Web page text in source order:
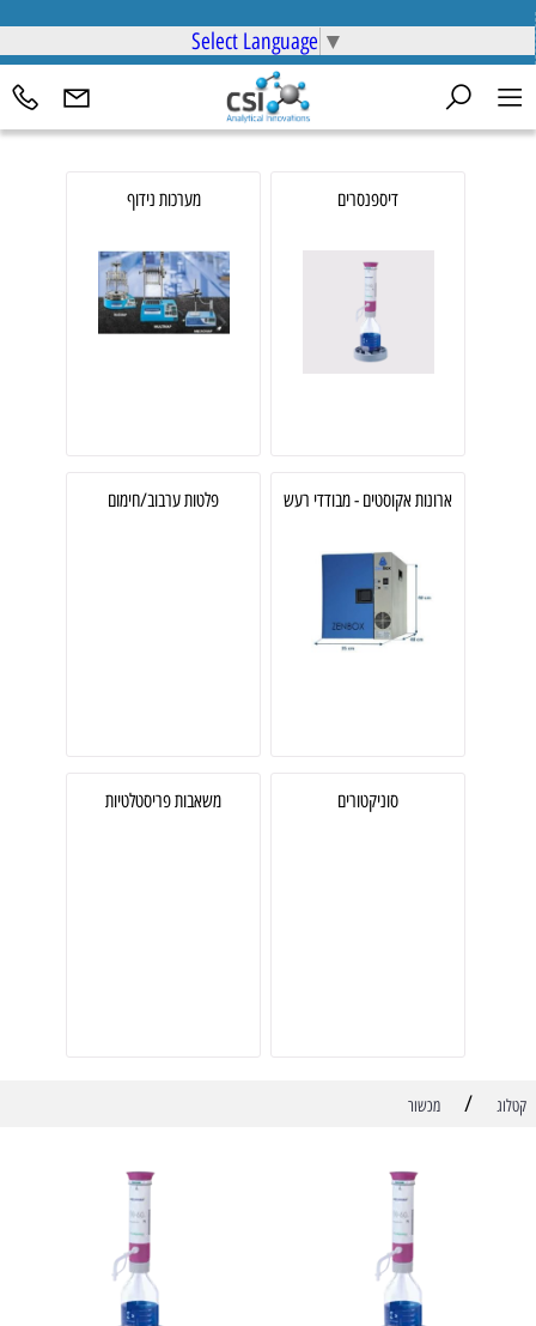
Select Language ▼
דיספנסרים מערכות נידוף
ארונות אקוסטים - מבודדי רעש פלטות ערבוב/חימום
סוניקטורים משאבות פריסטלטיות
קטלוג / מכשור